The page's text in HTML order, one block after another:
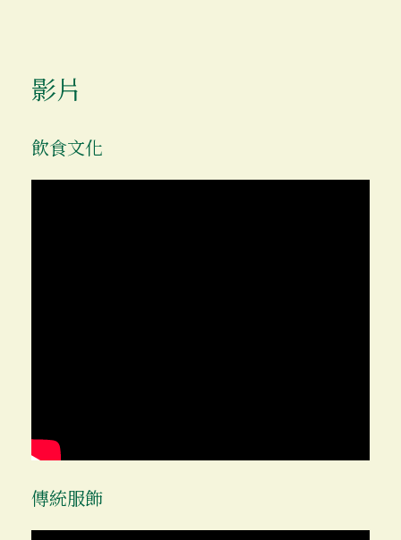
影片
飲食文化
傳統服飾